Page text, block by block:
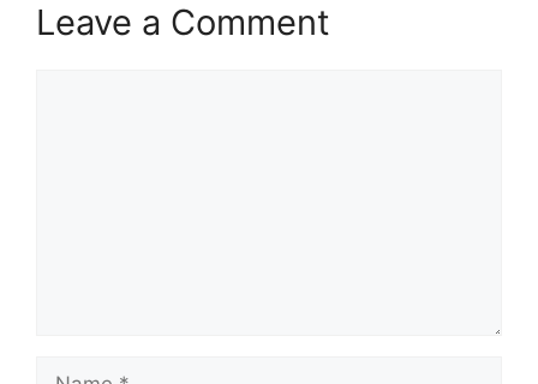
Leave a Comment
Name